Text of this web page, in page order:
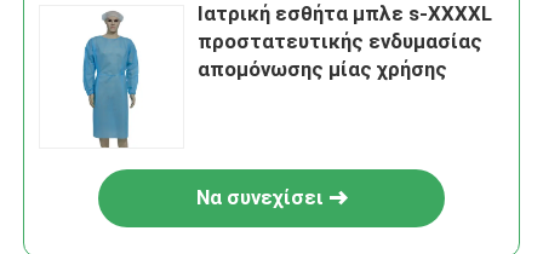
Ιατρική εσθήτα μπλε s-XXXXL
προστατευτικής ενδυμασίας
απομόνωσης μίας χρήσης
Να συνεχίσει